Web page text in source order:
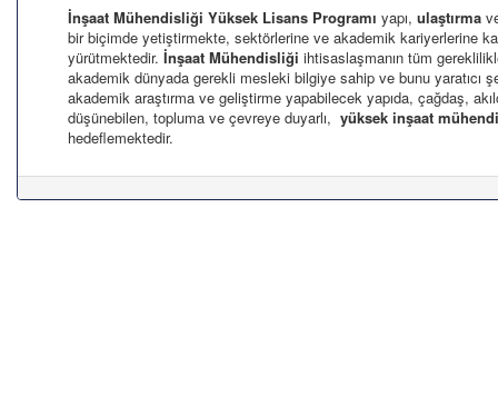
İnşaat Mühendisliği Yüksek Lisans Programı yapı, ulaştırma
bir biçimde yetiştirmekte, sektörlerine ve akademik kariyerlerine
yürütmektedir. İnşaat Mühendisliği ihtisaslaşmanın tüm
akademik dünyada gerekli mesleki bilgiye sahip ve bunu yaratıcı
akademik araştırma ve geliştirme yapabilecek yapıda, çağdaş,
düşünebilen, topluma ve çevreye duyarlı, yüksek inşaat
hedeflemektedir.